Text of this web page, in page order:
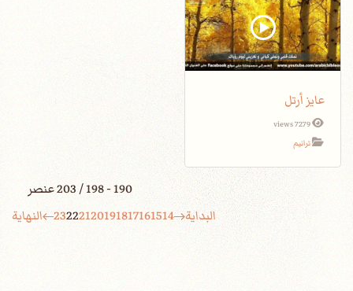
عايز أرتل
7279 views
ترانيم
190 - 198 / 203 عنصر
البداية 14
15
16
17
18
19
20
21
22
23 النهاية